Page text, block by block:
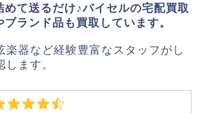
て送るだけ♪バイセルの宅配買取
ランド品も買取しています。
楽器など経験豊富なスタッフがし
ます。